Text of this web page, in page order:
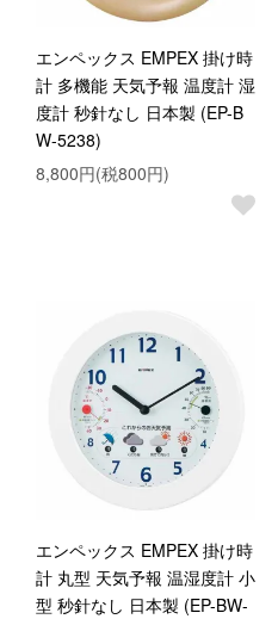
エンペックス EMPEX 掛け時
計 多機能 天気予報 温度計 湿
度計 秒針なし 日本製 (EP-B
W-5238)
8,800円(税800円)
エンペックス EMPEX 掛け時
計 丸型 天気予報 温湿度計 小
型 秒針なし 日本製 (EP-BW-